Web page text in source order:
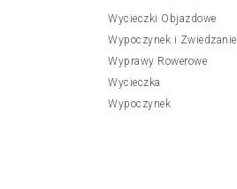
Wycieczki Objazdowe
Wypoczynek i Zwiedzanie
Wyprawy Rowerowe
Wycieczka
Wypoczynek